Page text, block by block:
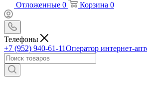
Отложенные 0 Корзина 0
Телефоны
+7 (952) 940-61-11Оператор интернет-